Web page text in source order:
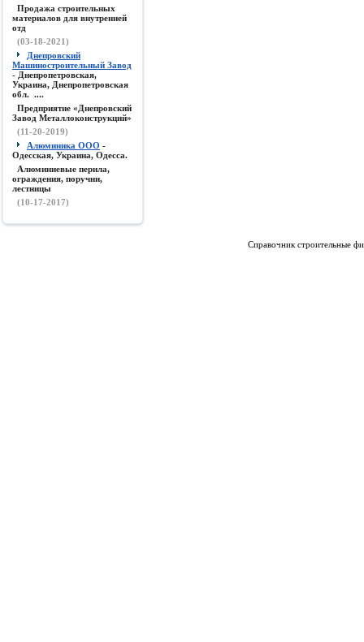
Продажа строительных
материалов для внутренней
отд
(03-18-2021)
Днепровский
Машиностроительный Завод
- Днепропетровская,
Украина, Днепропетровская
обл. ....
Предприятие «Днепровский
Завод Металлоконструкций»
(11-20-2019)
Алюминика ООО -
Одесская, Украина, Одесса.
Алюминиевые перила,
ограждения, поручни,
лестницы
(10-17-2017)
Справочник строительные